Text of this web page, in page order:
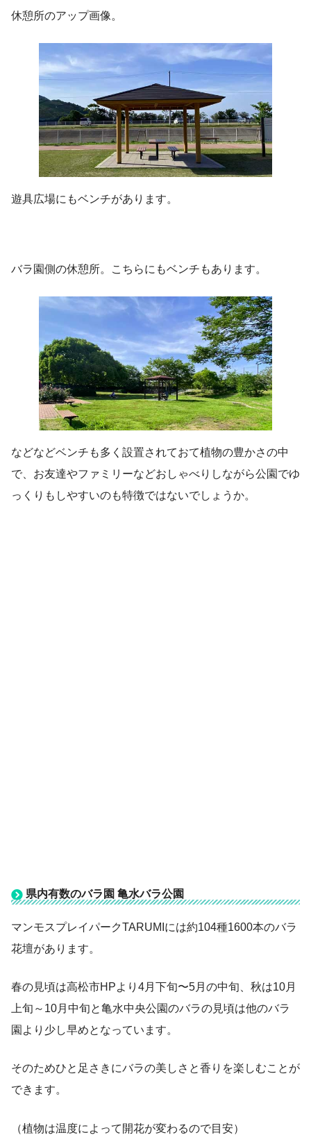
休憩所のアップ画像。
遊具広場にもベンチがあります。
バラ園側の休憩所。こちらにもベンチもあります。
などなどベンチも多く設置されておて植物の豊かさの中
で、お友達やファミリーなどおしゃべりしながら公園でゆ
っくりもしやすいのも特徴ではないでしょうか。
県内有数のバラ園 亀水バラ公園
マンモスプレイパークTARUMIには約104種1600本のバラ
花壇があります。
春の見頃は高松市HPより4月下旬〜5月の中旬、秋は10月
上旬～10月中旬と亀水中央公園のバラの見頃は他のバラ
園より少し早めとなっています。
そのためひと足さきにバラの美しさと香りを楽しむことが
できます。
（植物は温度によって開花が変わるので目安）